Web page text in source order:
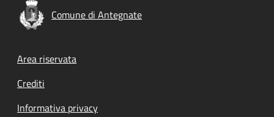
Comune di Antegnate
Footer menu
Area riservata
Crediti
Informativa privacy